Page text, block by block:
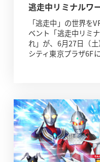
逃走中リミナルワ
「逃走中」の世界を
ベント「逃走中リミ
れ」が、6月27日（
シティ東京プラザ6F